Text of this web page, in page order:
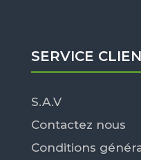
SERVICE
S.A.V
Contactez nous
Conditions